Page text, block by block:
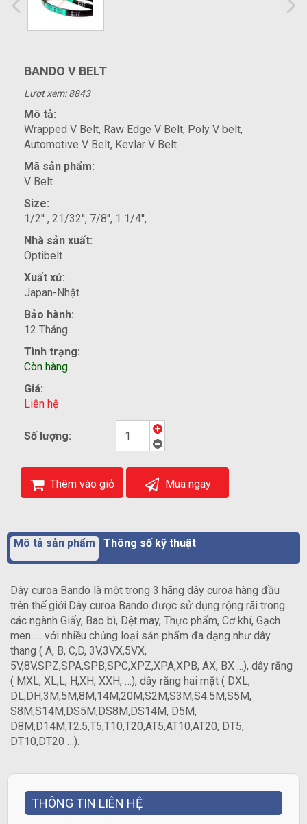
BANDO V BELT
Lượt xem: 8843
Mô tả:
Wrapped V Belt, Raw Edge V Belt, Poly V belt,
Automotive V Belt, Kevlar V Belt
Mã sản phẩm:
V Belt
Size:
1/2'' , 21/32'', 7/8'', 1 1/4'',
Nhà sản xuất:
Optibelt
Xuất xứ:
Japan-Nhật
Bảo hành:
12 Tháng
Tình trạng:
Còn hàng
Giá:
Liên hệ
Số lượng:
Thêm vào giỏ Mua ngay
Mô tả sản phẩm Thông số kỹ thuật
Dây curoa Bando là một trong 3 hãng dây curoa hàng đầu
trên thế giới.Dây curoa Bando được sử dụng rộng rãi trong
các ngành Giấy, Bao bì, Dệt may, Thực phẩm, Cơ khí, Gạch
men….. với nhiều chủng loại sản phẩm đa dạng như dây
thang ( A, B, C,D, 3V,3VX,5VX,
5V,8V,SPZ,SPA,SPB,SPC,XPZ,XPA,XPB, AX, BX ...), dây răng
( MXL, XL,L, H,XH, XXH, …), dây răng hai mặt ( DXL,
DL,DH,3M,5M,8M,14M,20M,S2M,S3M,S4.5M,S5M,
S8M,S14M,DS5M,DS8M,DS14M, D5M,
D8M,D14M,T2.5,T5,T10,T20,AT5,AT10,AT20, DT5,
DT10,DT20 …).
THÔNG TIN LIÊN HỆ